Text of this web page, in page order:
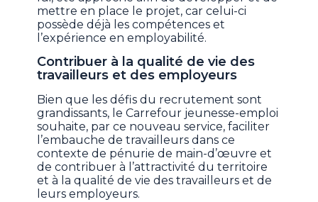
mettre en place le projet, car celui-ci
possède déjà les compétences et
l’expérience en employabilité.
Contribuer à la qualité de vie des
travailleurs et des employeurs
Bien que les défis du recrutement sont
grandissants, le Carrefour jeunesse-emploi
souhaite, par ce nouveau service, faciliter
l’embauche de travailleurs dans ce
contexte de pénurie de main-d’œuvre et
de contribuer à l’attractivité du territoire
et à la qualité de vie des travailleurs et de
leurs employeurs.